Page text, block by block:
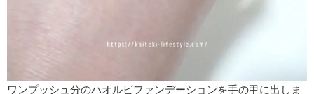
ワンプッシュ分のハオルビファンデーションを手の甲に出しま